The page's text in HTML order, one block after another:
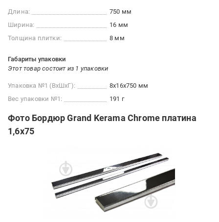
Длина:
750 мм
Ширина:
16 мм
Толщина плитки:
8 мм
Габариты упаковки
Этот товар состоит из 1 упаковки
Упаковка №1 (ВхШхГ):
8x16x750 мм
Вес упаковки №1:
191 г
Фото Бордюр Grand Kerama Chrome платина
1,6х75